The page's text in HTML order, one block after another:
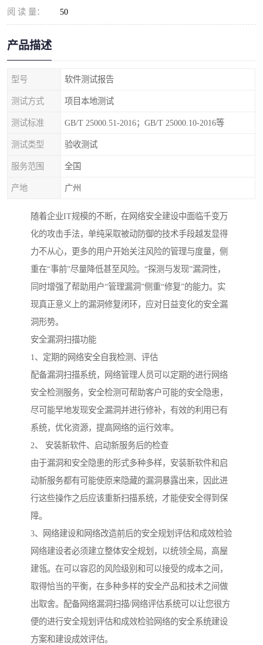
阅 读 量： 50
产品描述
型号 软件测试报告
测试方式 项目本地测试
测试标准 GB/T 25000.51-2016；GB/T 25000.10-2016等
测试类型 验收测试
服务范围 全国
产地 广州
随着企业IT规模的不断，在网络安全建设中面临千变万
化的攻击手法，单纯采取被动防御的技术手段越发显得
力不从心，更多的用户开始关注风险的管理与度量，侧
重在“事前”尽量降低甚至风险。“探测与发现”漏洞性，
同时增强了帮助用户“管理漏洞”侧重“修复”的能力。实
现真正意义上的漏洞修复闭环，应对日益变化的安全漏
洞形势。
安全漏洞扫描功能
1、定期的网络安全自我检测、评估
配备漏洞扫描系统，网络管理人员可以定期的进行网络
安全检测服务，安全检测可帮助客户可能的安全隐患，
尽可能早地发现安全漏洞并进行修补，有效的利用已有
系统，优化资源，提高网络的运行效率。
2、 安装新软件、启动新服务后的检查
由于漏洞和安全隐患的形式多种多样，安装新软件和启
动新服务都有可能使原来隐藏的漏洞暴露出来，因此进
行这些操作之后应该重新扫描系统，才能使安全得到保
障。
3、网络建设和网络改造前后的安全规划评估和成效检验
网络建设者必须建立整体安全规划，以统领全局，高屋
建瓴。在可以容忍的风险级别和可以接受的成本之间，
取得恰当的平衡，在多种多样的安全产品和技术之间做
出取舍。配备网络漏洞扫描/网络评估系统可以让您很方
便的进行安全规划评估和成效检验网络的安全系统建设
方案和建设成效评估。